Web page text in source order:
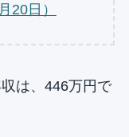
20日）
は、446万円で